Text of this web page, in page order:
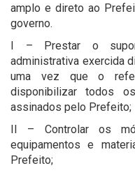
amplo e direto ao
governo.
I – Prestar o
administrativa exercida
uma vez que o
disponibilizar todos
assinados pelo Prefeito;
II – Controlar os
equipamentos e
Prefeito;